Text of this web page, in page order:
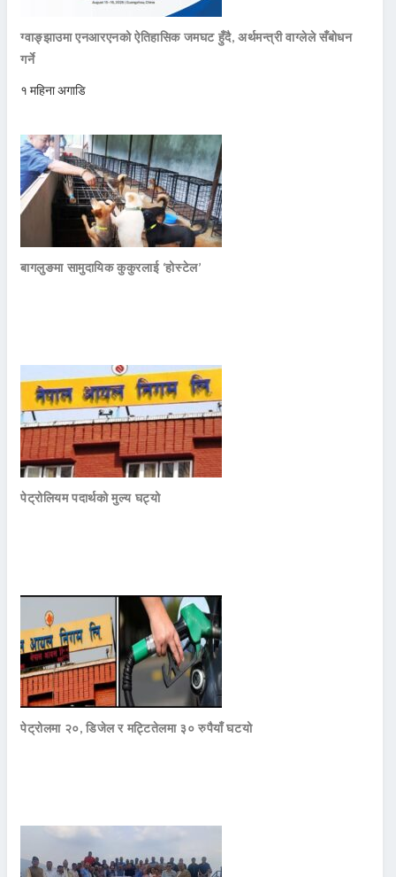
ग्वाङ्झाउमा एनआरएनको ऐतिहासिक जमघट हुँदै, अर्थमन्त्री वाग्लेले सँबोधन
गर्ने
१ महिना अगाडि
बागलुङमा सामुदायिक कुकुरलाई ‘होस्टेल’
पेट्रोलियम पदार्थको मुल्य घट्यो
पेट्रोलमा २०, डिजेल र मट्टितेलमा ३० रुपैयाँ घटयो